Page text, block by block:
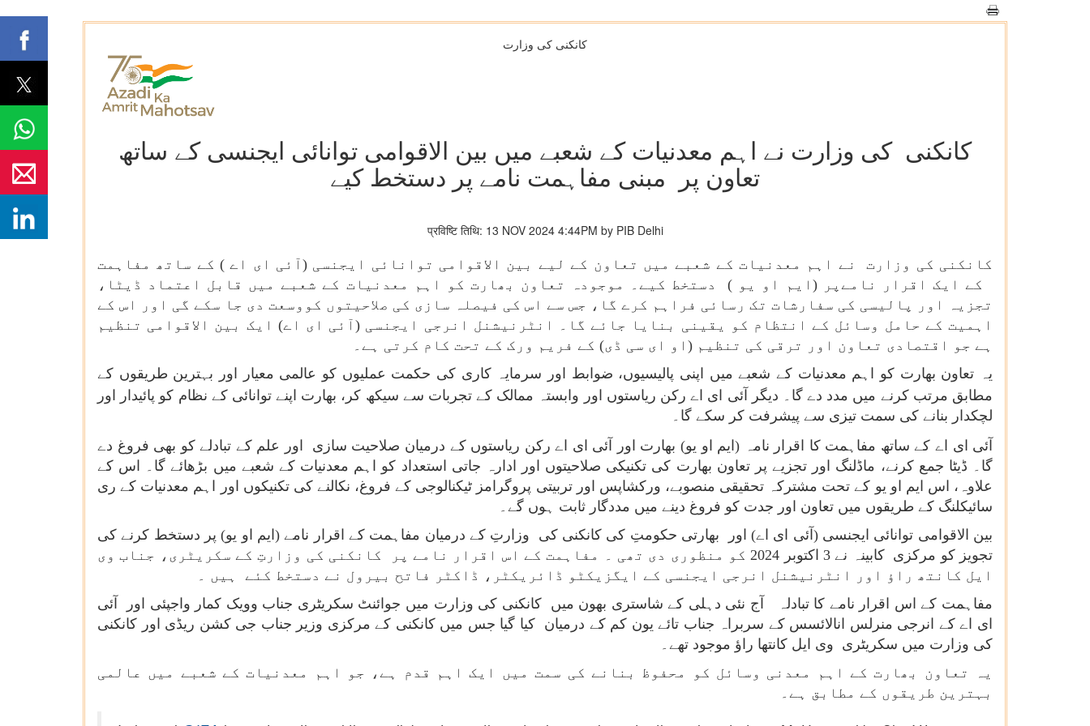
کانکنی کی وزارت
کانکنی کی وزارت نے اہم معدنیات کے شعبے میں بین الاقوامی توانائی ایجنسی کے ساتھ
تعاون پر مبنی مفاہمت نامے پر دستخط کیے
प्रविष्टि तिथि: 13 NOV 2024 4:44PM by PIB Delhi
کانکنی کی وزارت نے اہم معدنیات کے شعبے میں تعاون کے لیے بین الاقوامی توانائی ایجنسی (آئی ای اے ) کے ساتھ مفاہمت
کے ایک اقرار نامےپر (ایم او یو ) دستخط کیے۔ موجودہ تعاون بھارت کو اہم معدنیات کے شعبے میں قابل اعتماد ڈیٹا،
تجزیہ اور پالیسی کی سفارشات تک رسائی فراہم کرے گا، جس سے اس کی فیصلہ سازی کی صلاحیتوں کووسعت دی جا سکے گی اور اس کے
اہمیت کے حامل وسائل کے انتظام کو یقینی بنایا جائے گا۔ انٹرنیشنل انرجی ایجنسی (آئی ای اے) ایک بین الاقوامی تنظیم
ہے جو اقتصادی تعاون اور ترقی کی تنظیم (او ای سی ڈی) کے فریم ورک کے تحت کام کرتی ہے۔
یہ تعاون بھارت کو اہم معدنیات کے شعبے میں اپنی پالیسیوں، ضوابط اور سرمایہ کاری کی حکمت عملیوں کو عالمی معیار اور بہترین طریقوں کے
مطابق مرتب کرنے میں مدد دے گا۔ دیگر آئی ای اے رکن ریاستوں اور وابستہ ممالک کے تجربات سے سیکھ کر، بھارت اپنے توانائی کے نظام کو پائیدار اور
لچکدار بنانے کی سمت تیزی سے پیشرفت کر سکے گا۔
آئی ای اے کے ساتھ مفاہمت کا اقرار نامہ (ایم او یو) بھارت اور آئی ای اے رکن ریاستوں کے درمیان صلاحیت سازی اور علم کے تبادلے کو بھی فروغ دے
گا۔ ڈیٹا جمع کرنے، ماڈلنگ اور تجزیے پر تعاون بھارت کی تکنیکی صلاحیتوں اور ادارہ جاتی استعداد کو اہم معدنیات کے شعبے میں بڑھائے گا۔ اس کے
علاوہ، اس ایم او یو کے تحت مشترکہ تحقیقی منصوبے، ورکشاپس اور تربیتی پروگرامز ٹیکنالوجی کے فروغ، نکالنے کی تکنیکوں اور اہم معدنیات کے ری
سائیکلنگ کے طریقوں میں تعاون اور جدت کو فروغ دینے میں مددگار ثابت ہوں گے۔
بین الاقوامی توانائی ایجنسی (آئی ای اے) اور بھارتی حکومتِ کی کانکنی کی وزارتِ کے درمیان مفاہمت کے اقرار نامے (ایم او یو) پر دستخط کرنے کی
تجویز کو مرکزی کابینہ نے 3 اکتوبر 2024 کو منظوری دی تھی ۔ مفاہمت کے اس اقرار نامے پر کانکنی کی وزارتِ کے سکریٹری، جناب وی
ایل کانتھ راؤ اور انٹرنیشنل انرجی ایجنسی کے ایگزیکٹو ڈائریکٹر، ڈاکٹر فاتح بیرول نے دستخط کئے ہیں ۔
مفاہمت کے اس اقرار نامے کا تبادلہ آج نئی دہلی کے شاستری بھون میں کانکنی کی وزارت میں جوائنٹ سکریٹری جناب وویک کمار واجپئی اور آئی
ای اے کے انرجی منرلس انالائسس کے سربراہ جناب تائے یون کم کے درمیان کیا گیا جس میں کانکنی کے مرکزی وزیر جناب جی کشن ریڈی اور کانکنی
کی وزارت میں سکریٹری وی ایل کانتھا راؤ موجود تھے۔
یہ تعاون بھارت کے اہم معدنی وسائل کو محفوظ بنانے کی سمت میں ایک اہم قدم ہے، جو اہم معدنیات کے شعبے میں عالمی
بہترین طریقوں کے مطابق ہے۔